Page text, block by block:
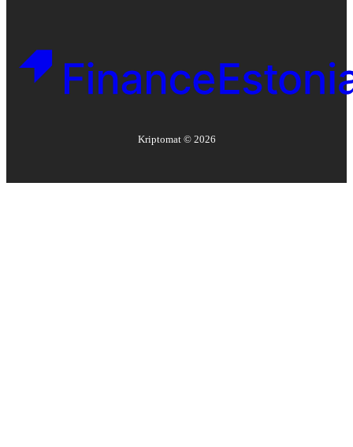
Kriptomat © 2026